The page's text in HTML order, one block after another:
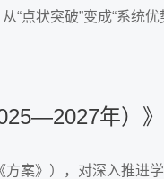
“点状突破”变成“系统
年）》
案》），对深入推进